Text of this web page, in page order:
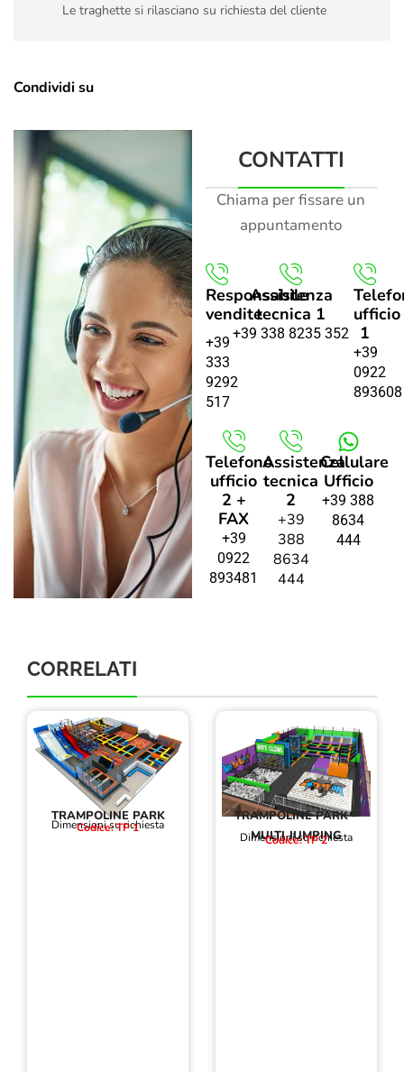
Le traghette si rilasciano su richiesta del cliente
Condividi su
CONTATTI
Chiama per fissare un
appuntamento
Responsabile
vendite
+39
333
9292
517
Assistenza
tecnica 1
+39 338 8235 352
ufficio
1
+39
0922
893608
Telefono
ufficio
2 +
FAX
+39
0922
893481
Assistenza
tecnica
2
+39
388
8634
444
Cellulare
Ufficio
+39 388
8634
444
CORRELATI
TRAMPOLINE PARK
Dimensioni su richiesta
Codice: TP 1
TRAMPOLINE PARK –
MULTI JUMPING
Dimensioni su richiesta
Codice: TP 2